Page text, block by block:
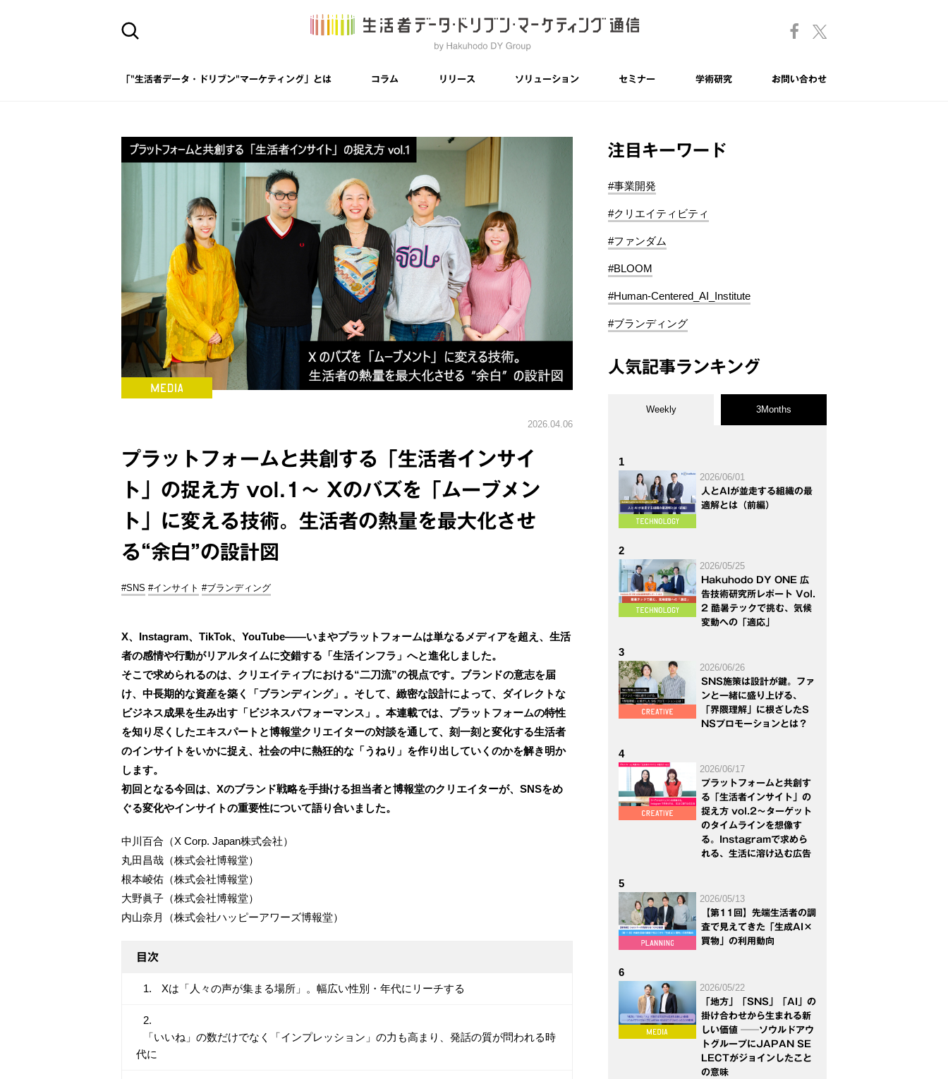
「"生活者データ・ドリブン"マーケティング」とは コラム リリース ソリューション セミナー 学術研究 お問い合わせ
2026.04.06
プラットフォームと共創する「生活者インサイ
ト」の捉え方 vol.1～ Xのバズを「ムーブメン
ト」に変える技術。生活者の熱量を最大化させ
る“余白”の設計図
#SNS #インサイト #ブランディング
X、Instagram、TikTok、YouTube――いまやプラットフォームは単なるメディアを超え、生活
者の感情や行動がリアルタイムに交錯する「生活インフラ」へと進化しました。
そこで求められるのは、クリエイティブにおける“二刀流”の視点です。ブランドの意志を届
け、中長期的な資産を築く「ブランディング」。そして、緻密な設計によって、ダイレクトな
ビジネス成果を生み出す「ビジネスパフォーマンス」。本連載では、プラットフォームの特性
を知り尽くしたエキスパートと博報堂クリエイターの対談を通して、刻一刻と変化する生活者
のインサイトをいかに捉え、社会の中に熱狂的な「うねり」を作り出していくのかを解き明か
します。
初回となる今回は、Xのブランド戦略を手掛ける担当者と博報堂のクリエイターが、SNSをめ
ぐる変化やインサイトの重要性について語り合いました。
中川百合（X Corp. Japan株式会社）
丸田昌哉（株式会社博報堂）
根本崚佑（株式会社博報堂）
大野眞子（株式会社博報堂）
内山奈月（株式会社ハッピーアワーズ博報堂）
目次
Xは「人々の声が集まる場所」。幅広い性別・年代にリーチする
「いいね」の数だけでなく「インプレッション」の力も高まり、発話の質が問われる時
代に
注目キーワード
#事業開発
#クリエイティビティ
#ファンダム
#BLOOM
#Human-Centered_AI_Institute
#ブランディング
人気記事ランキング
Weekly 3Months
1
2026/06/01
人とAIが並走する組織の最
適解とは（前編）
2
2026/05/25
Hakuhodo DY ONE 広
告技術研究所レポート Vol.
2 酷暑テックで挑む、気候
変動への「適応」
3
2026/06/26
SNS施策は設計が鍵。ファ
ンと一緒に盛り上げる、
「界隈理解」に根ざしたS
NSプロモーションとは？
4
2026/06/17
プラットフォームと共創す
る「生活者インサイト」の
捉え方 vol.2～ターゲット
のタイムラインを想像す
る。Instagramで求めら
れる、生活に溶け込む広告
5
2026/05/13
【第11回】先端生活者の調
査で見えてきた「生成AI×
買物」の利用動向
6
2026/05/22
「地方」「SNS」「AI」の
掛け合わせから生まれる新
しい価値 ──ソウルドアウ
トグループにJAPAN SE
LECTがジョインしたこと
の意味